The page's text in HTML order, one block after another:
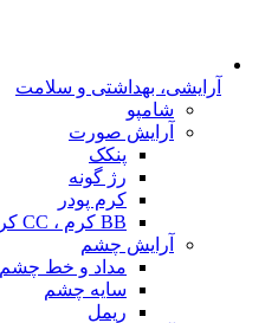
آرایشی، بهداشتی و سلامت
شامپو
آرایش صورت
پنکک
رژ گونه
کرم پودر
BB کرم ، CC کرم
آرایش چشم
مداد و خط چشم
سایه چشم
ریمل